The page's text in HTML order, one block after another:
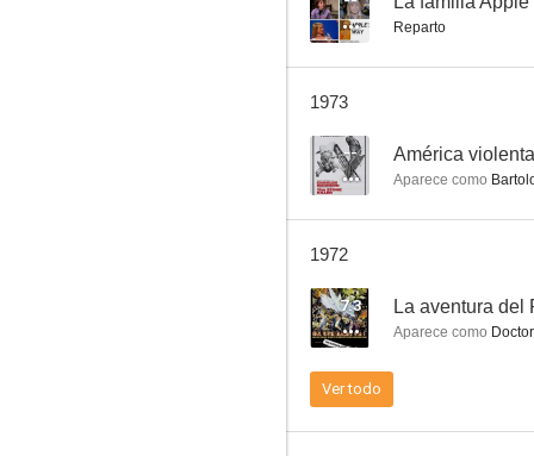
Reparto
1973
-- América violenta
Aparece como
1972
7.3 La aventura del
Aparece como Doctor
Ver todo